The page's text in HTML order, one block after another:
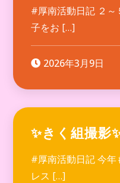
#厚南活動日記 ２～
子をお […]
2026年3月9日
✨きく組撮影
#厚南活動日記 今年
レス […]